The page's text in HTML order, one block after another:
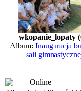
wkopanie_lopaty
Album: Inauguracja
sali
Online